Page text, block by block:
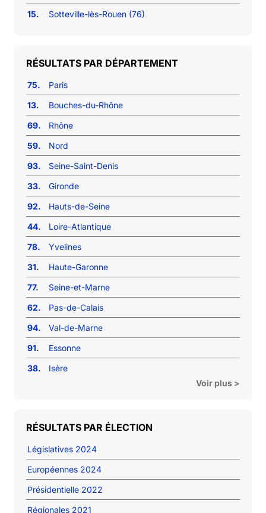
15.
Sotteville-lès-Rouen (76)
RÉSULTATS PAR DÉPARTEMENT
75.
Paris
13.
Bouches-du-Rhône
69.
Rhône
59.
Nord
93.
Seine-Saint-Denis
33.
Gironde
92.
Hauts-de-Seine
44.
Loire-Atlantique
78.
Yvelines
31.
Haute-Garonne
77.
Seine-et-Marne
62.
Pas-de-Calais
94.
Val-de-Marne
91.
Essonne
38.
Isère
Voir plus >
RÉSULTATS PAR ÉLECTION
Législatives 2024
Européennes 2024
Présidentielle 2022
Régionales 2021